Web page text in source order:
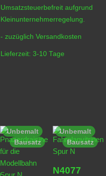
Umsatzsteuerbefreit aufgrund
Kleinunternehmerregelung.
- zuzüglichVersandkosten
Lieferzeit:3-10 Tage
Unbemalt
Bausatz
Unbemalt
Bausatz
N4077